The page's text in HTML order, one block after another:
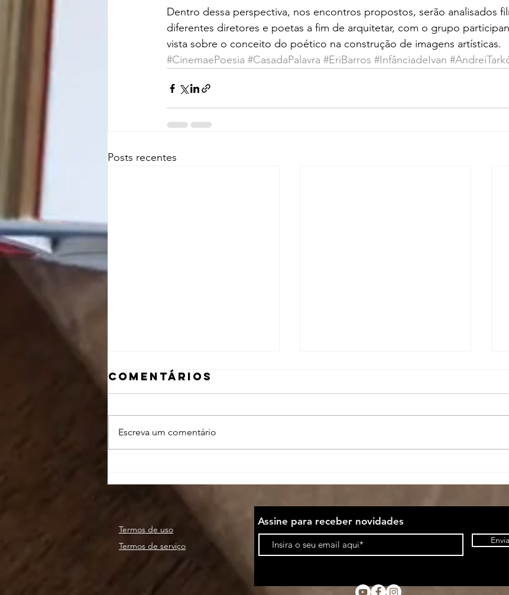
Dentro dessa perspectiva, nos encontros propostos, serão analisados
diferentes diretores e poetas a fim de arquitetar, com o grupo
vista sobre o conceito do poético na construção de imagens artísticas.
#CinemaePoesia #CasadaPalavra #EriBarros #InfânciadeIvan
Posts recentes
VIDA É O
CINEMa: em
plano fechado'
a guerra" nas
Comentários
Escreva um comentário
Termos de uso
Termos de serviço
Assine para receber novidades